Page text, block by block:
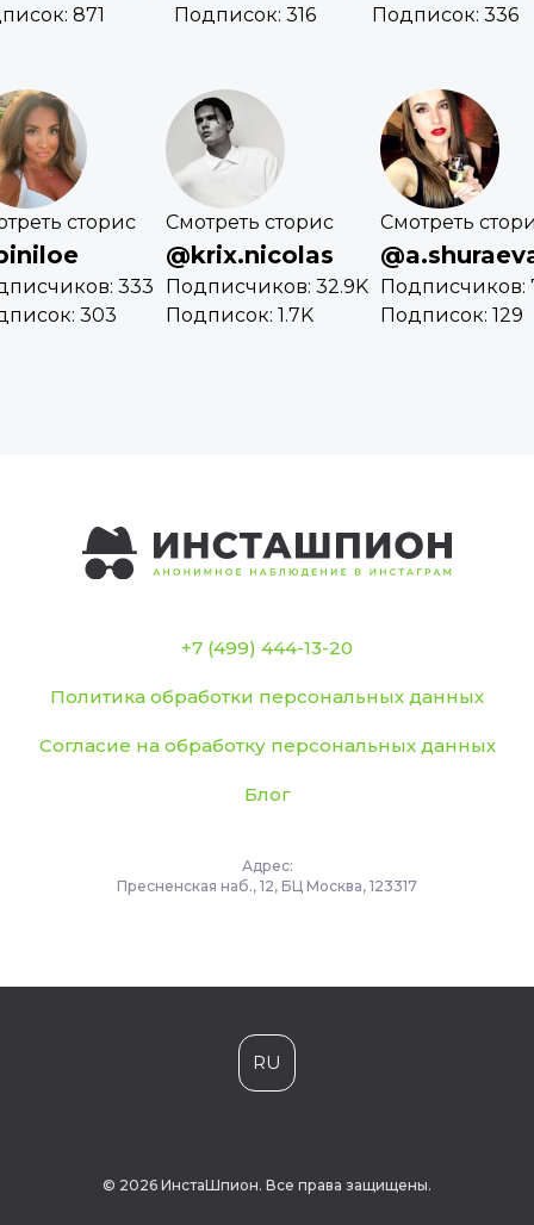
871
Подписок: 316
Подписок: 336
сторис
333
303
Смотреть сторис
@krix.nicolas
Подписчиков: 32.9K
Подписок: 1.7K
Смотреть
Подписчиков:
Подписок: 129
+7 (499) 444-13-20
Политика обработки персональных данных
Согласие на обработку персональных данных
Блог
Адрес:
Пресненская наб., 12, БЦ Москва, 123317
RU
© 2026 ИнстаШпион. Все права защищены.